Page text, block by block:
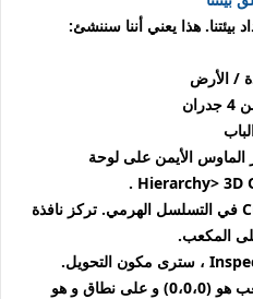
هذا يعني أننا سننشئ:
/ الأرض
الماوس الأيمن على لوحة
انقر نقرًا مزدوجًا فوق كائن Cube في التسلسل الهرمي. تركز نافذة
المكعب.
، سترى مكون التحويل.
تأكد من موقف و تناوب المكعب هو (0،0،0) و على نطاق و هو